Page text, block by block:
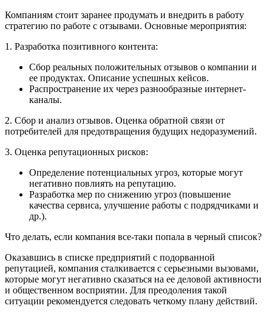
Компаниям стоит заранее продумать и внедрить в работу
стратегию по работе с отзывами. Основные мероприятия:
1. Разработка позитивного контента:
Сбор реальных положительных отзывов о компании и
ее продуктах. Описание успешных кейсов.
Распространение их через разнообразные интернет-
каналы.
2. Сбор и анализ отзывов. Оценка обратной связи от
потребителей для предотвращения будущих недоразумений.
3. Оценка репутационных рисков:
Определение потенциальных угроз, которые могут
негативно повлиять на репутацию.
Разработка мер по снижению угроз (повышение
качества сервиса, улучшение работы с подрядчиками и
др.).
Что делать, если компания все-таки попала в черный список?
Оказавшись в списке предприятий с подорванной
репутацией, компания сталкивается с серьезными вызовами,
которые могут негативно сказаться на ее деловой активности
и общественном восприятии. Для преодоления такой
ситуации рекомендуется следовать четкому плану действий.